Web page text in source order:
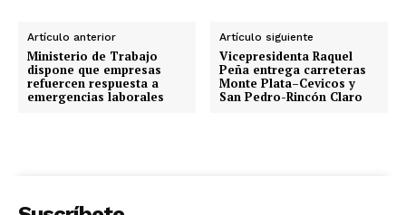
Artículo anterior
Ministerio de Trabajo
dispone que empresas
refuercen respuesta a
emergencias laborales
Artículo siguiente
Vicepresidenta Raquel
Peña entrega carreteras
Monte Plata–Cevicos y
San Pedro-Rincón Claro